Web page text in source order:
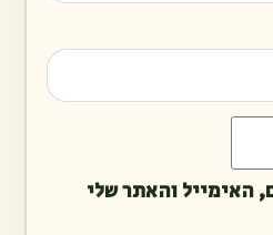
האימייל והאתר שלי